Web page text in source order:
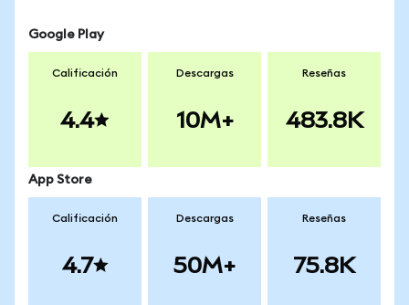
Google Play
Calificación
4.4
Descargas
10M+
Reseñas
483.8K
App Store
Calificación
4.7
Descargas
50M+
Reseñas
75.8K